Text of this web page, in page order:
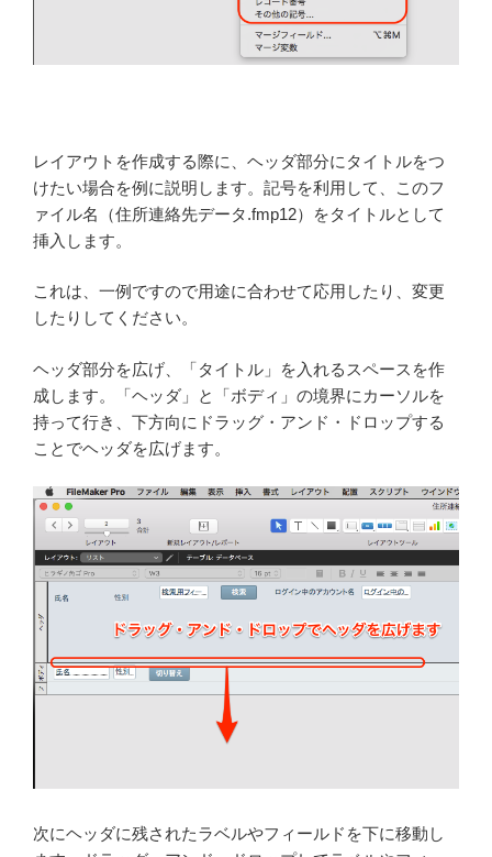
レイアウトを作成する際に、ヘッダ部分にタイトルをつ
けたい場合を例に説明します。記号を利用して、このフ
ァイル名（住所連絡先データ.fmp12）をタイトルとして
挿入します。
これは、一例ですので用途に合わせて応用したり、変更
したりしてください。
ヘッダ部分を広げ、「タイトル」を入れるスペースを作
成します。「ヘッダ」と「ボディ」の境界にカーソルを
持って行き、下方向にドラッグ・アンド・ドロップする
ことでヘッダを広げます。
次にヘッダに残されたラベルやフィールドを下に移動し